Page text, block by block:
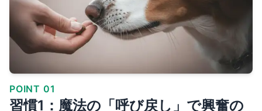
POINT 01
習慣1：魔法の「呼び戻し」で興奮の